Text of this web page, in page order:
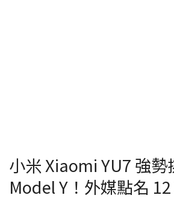
小米 Xiaomi YU7 強勢
Model Y！外媒點名